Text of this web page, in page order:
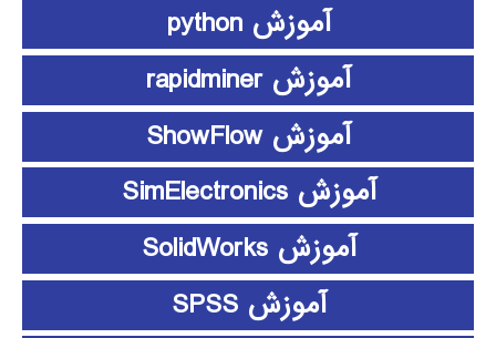
آموزش python
آموزش rapidminer
آموزش ShowFlow
آموزش SimElectronics
آموزش SolidWorks
آموزش SPSS